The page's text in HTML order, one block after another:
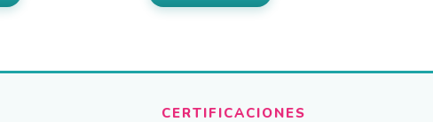
3,77 €
3,19 €